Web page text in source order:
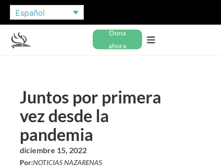
Español
Dona
ahora
Juntos por primera
vez desde la
pandemia
diciembre 15, 2022
Por:NOTICIAS NAZARENAS